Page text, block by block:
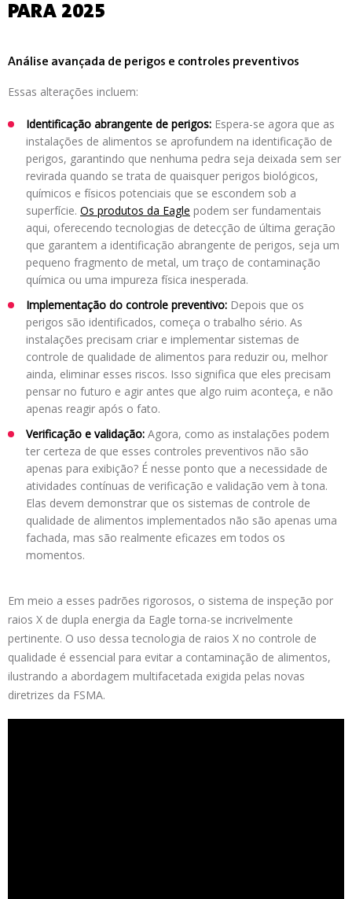
PARA 2025
Análise avançada de perigos e controles preventivos
Essas alterações incluem:
Identificação abrangente de perigos: Espera-se agora que as
instalações de alimentos se aprofundem na identificação de
perigos, garantindo que nenhuma pedra seja deixada sem ser
revirada quando se trata de quaisquer perigos biológicos,
químicos e físicos potenciais que se escondem sob a
superfície. Os produtos da Eagle podem ser fundamentais
aqui, oferecendo tecnologias de detecção de última geração
que garantem a identificação abrangente de perigos, seja um
pequeno fragmento de metal, um traço de contaminação
química ou uma impureza física inesperada.
Implementação do controle preventivo: Depois que os
perigos são identificados, começa o trabalho sério. As
instalações precisam criar e implementar sistemas de
controle de qualidade de alimentos para reduzir ou, melhor
ainda, eliminar esses riscos. Isso significa que eles precisam
pensar no futuro e agir antes que algo ruim aconteça, e não
apenas reagir após o fato.
Verificação e validação: Agora, como as instalações podem
ter certeza de que esses controles preventivos não são
apenas para exibição? É nesse ponto que a necessidade de
atividades contínuas de verificação e validação vem à tona.
Elas devem demonstrar que os sistemas de controle de
qualidade de alimentos implementados não são apenas uma
fachada, mas são realmente eficazes em todos os
momentos.
Em meio a esses padrões rigorosos, o sistema de inspeção por
raios X de dupla energia da Eagle torna-se incrivelmente
pertinente. O uso dessa tecnologia de raios X no controle de
qualidade é essencial para evitar a contaminação de alimentos,
ilustrando a abordagem multifacetada exigida pelas novas
diretrizes da FSMA.